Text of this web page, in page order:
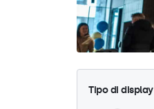
Tipo di display